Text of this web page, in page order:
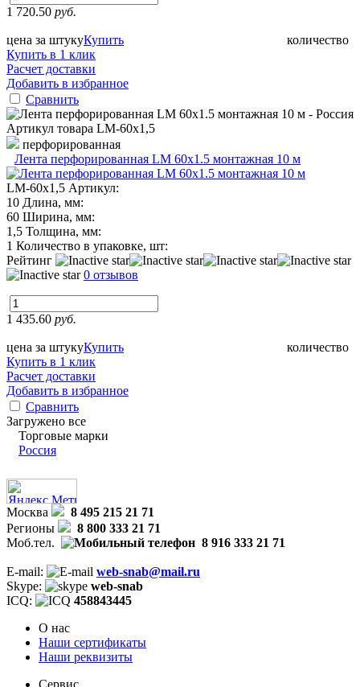
1 720.50 руб.
цена за штуку количество
Купить
Купить в 1 клик
Расчет доставки
Добавить в избранное
Сравнить
Артикул товара LM-60х1,5
перфорированная
Лента перфорированная LM 60х1.5 монтажная 10 м
LM-60х1,5 Артикул:
10 Длина, мм:
60 Ширина, мм:
1,5 Толщина, мм:
1 Количество в упаковке, шт:
Рейтинг
0 отзывов
1 435.60 руб.
цена за штуку количество
Купить
Купить в 1 клик
Расчет доставки
Добавить в избранное
Сравнить
Загружено все
Торговые марки
Россия
Москва
8 495 215 21 71
Регионы
8 800 333 21 71
Моб.тел.
8 916 333 21 71
E-mail:
web-snab@mail.ru
Skype:
web-snab
ICQ:
458843445
О нас
Наши сертификаты
Наши реквизиты
Сервис